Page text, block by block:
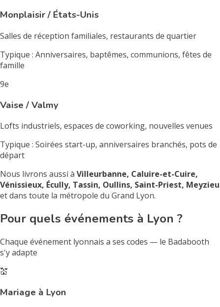
Monplaisir / États-Unis
Salles de réception familiales, restaurants de quartier
Typique : Anniversaires, baptêmes, communions, fêtes de
famille
9e
Vaise / Valmy
Lofts industriels, espaces de coworking, nouvelles venues
Typique : Soirées start-up, anniversaires branchés, pots de
départ
Nous livrons aussi à Villeurbanne, Caluire-et-Cuire,
Vénissieux, Écully, Tassin, Oullins, Saint-Priest, Meyzieu
et dans toute la métropole du Grand Lyon.
Pour quels événements à Lyon ?
Chaque événement lyonnais a ses codes — le Badabooth
s'y adapte
💒
Mariage à Lyon